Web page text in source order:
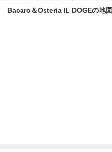
Bacaro＆Osteria IL DOGEの地図